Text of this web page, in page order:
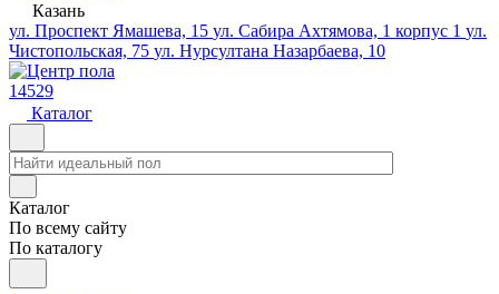
Казань
ул. Проспект Ямашева, 15 ул. Сабира Ахтямова, 1 корпус 1 ул.
Чистопольская, 75 ул. Нурсултана Назарбаева, 10
14529
Каталог
Каталог
По всему сайту
По каталогу